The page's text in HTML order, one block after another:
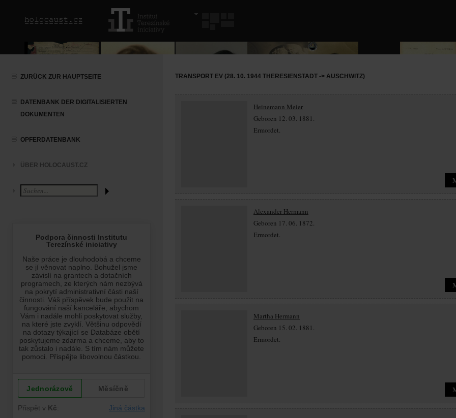
ZURÜCK ZUR HAUPTSEITE
DATENBANK DER DIGITALISIERTEN
DOKUMENTEN
OPFERDATENBANK
ÜBER HOLOCAUST.CZ
TRANSPORT EV (28. 10. 1944 THERESIENSTADT -> AUSCHWITZ)
Heinemann Meier
Geboren 12. 03. 1881.
Ermordet.
Alexander Hermann
Geboren 17. 06. 1872.
Ermordet.
Martha Hermann
Geboren 15. 02. 1881.
Ermordet.